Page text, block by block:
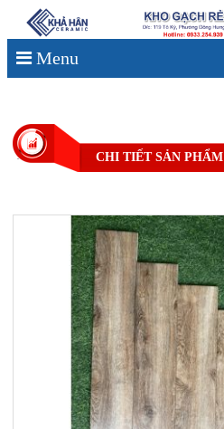
Menu
CHI TIẾT SẢN PHẨM